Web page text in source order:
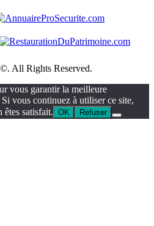
All Rights Reserved.
vous garantir la meilleure
vous continuez à utiliser ce site,
êtes satisfait. OK Refuser